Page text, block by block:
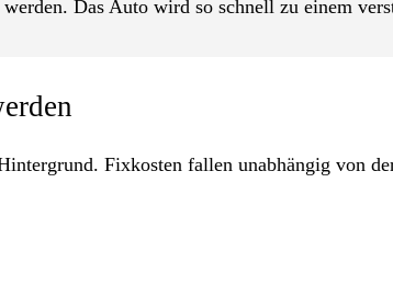
Das Auto wird so schnell zu einem
Fixkosten fallen unabhängig von